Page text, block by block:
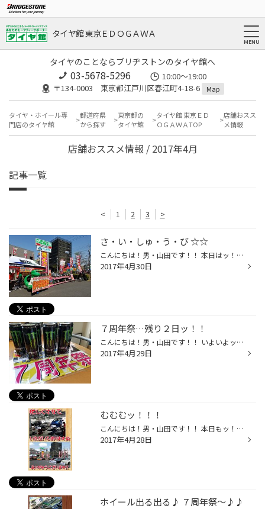
タイヤ館 東京ＥＤＯＧＡＷＡ
タイヤのことならブリヂストンのタイヤ館へ
03-5678-5296
10:00～19:00
〒134-0003 東京都江戸川区春江町4-18-6
Map
タイヤ・ホイール専
門店のタイヤ館
都道府県
から探す
東京都の
タイヤ館
タイヤ館 東京ＥＤ
ＯＧＡＷＡTOP
店舗おスス
メ情報
店舗おススメ情報 / 2017年4月
記事一覧
< 1 2 3 >
さ・い・しゅ・う・び ☆☆
こんにちは！男・山田です！！ 本日はッ！！ ７周年祭最終日ッ！ 泣いても笑っても、最終日ッ！！ 全力で！ 年に２回の特大セール突っ走りますッ！！！ 次の特大セールは、スタッドレスタイヤがメインの１１月ですよ！ 夏タイヤを選ぶなら・・・絶対今日ッ！！！！！ ご来店お待ちしておりま～す！...
2017年4月30日
７周年祭…残り２日ッ！！
こんにちは！男・山田です！！ いよいよッ！！ 今月の２２日 (土) から開催させていただいている 《 ７周年祭 》 も 今日・明日で終了となります！(^^)v 本日も、ブリヂストンのセールス２人にも常駐してもらい、 お値段交渉・在庫対応もバッチリさせていただきます☆☆ 残念ながら&hellip; ブリヂス...
2017年4月29日
むむむッ！！！
こんにちは！男・山田です！！ 本日もッ！！ 元気いっぱい 《 ７周年祭 》 開催中です☆(^o^)/ 朝イチは、ご常連様のタイヤ交換や 冬&rArr;夏タイヤへの付替え＆オイル交換などを させていただいております☆(^^)v テントの中で、ヤブてんちょーも奮闘中☆ ・・・むむむッ！！！ そうなんです♪♪ なんと...
2017年4月28日
ホイール出る出る♪ ７周年祭～♪♪